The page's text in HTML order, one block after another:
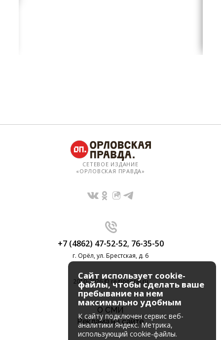
СЕТЕВОЕ ИЗДАНИЕ
«ОРЛОВСКАЯ ПРАВДА»
+7 (4862) 47-52-52, 76-35-50
г. Орёл, ул. Брестская, д. 6
2010-2026 © regionorel.ru
О СМИ
Реклама на сайте
Сайт использует cookie-
файлы, чтобы сделать ваше
пребывание на нем
максимально удобным
К cайту подключен сервис веб-
аналитики Яндекс. Метрика,
использующий cookie-файлы.